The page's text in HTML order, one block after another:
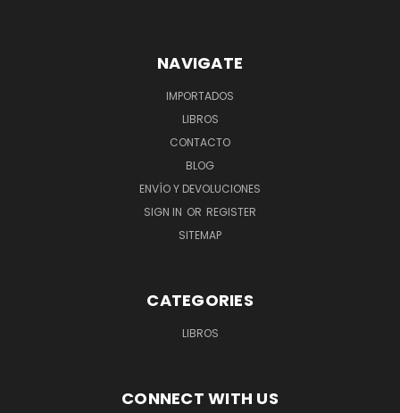
NAVIGATE
IMPORTADOS
LIBROS
CONTACTO
BLOG
ENVÍO Y DEVOLUCIONES
SIGN IN OR REGISTER
SITEMAP
CATEGORIES
LIBROS
CONNECT WITH US